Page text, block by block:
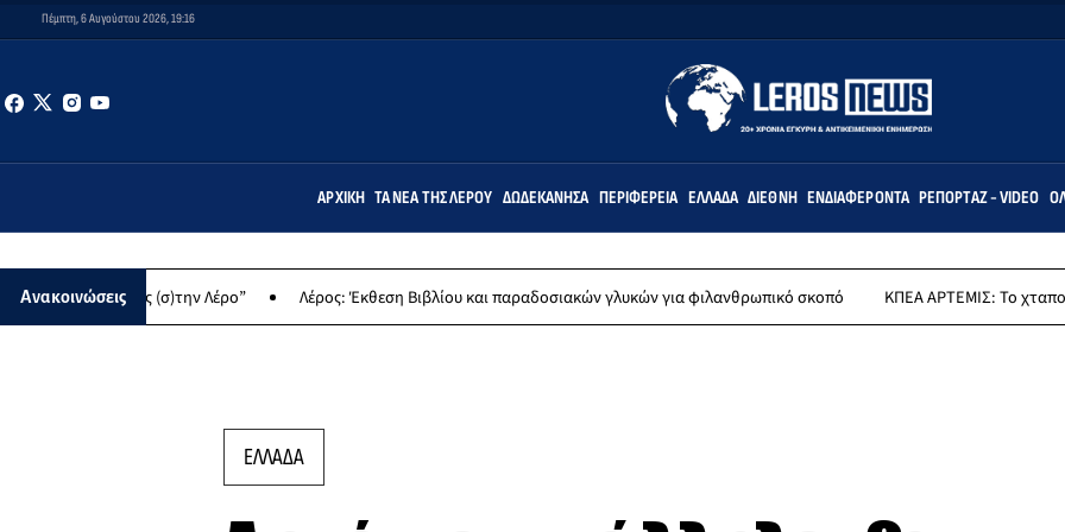
Πέμπτη, 6 Αυγούστου 2026, 19:16
ΑΡΧΙΚΉ ΤΑ ΝΈΑ ΤΗΣ ΛΈΡΟΥ ΔΩΔΕΚΆΝΗΣΑ ΠΕΡΙΦΈΡΕΙΑ ΕΛΛΆΔΑ ΔΙΕΘΝΉ ΕΝΔΙΑΦΈΡΟΝΤΑ ΡΕΠΟΡΤΆΖ - VIDEO
Ανακοινώσεις
(σ)την Λέρο” Λέρος: Έκθεση Βιβλίου και παραδοσιακών γλυκών για φιλανθρωπικό σκοπό ΚΠΕΑ ΑΡΤΕΜΙΣ: Το χταποδοπίλαφο της
ΕΛΛΑΔΑ